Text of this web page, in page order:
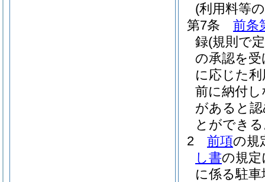
(利用料等
第7条
前条
録(規則で
の承認を
に応じた
前に納付
があると
とができ
2
前項の規
し書の規
に係る駐